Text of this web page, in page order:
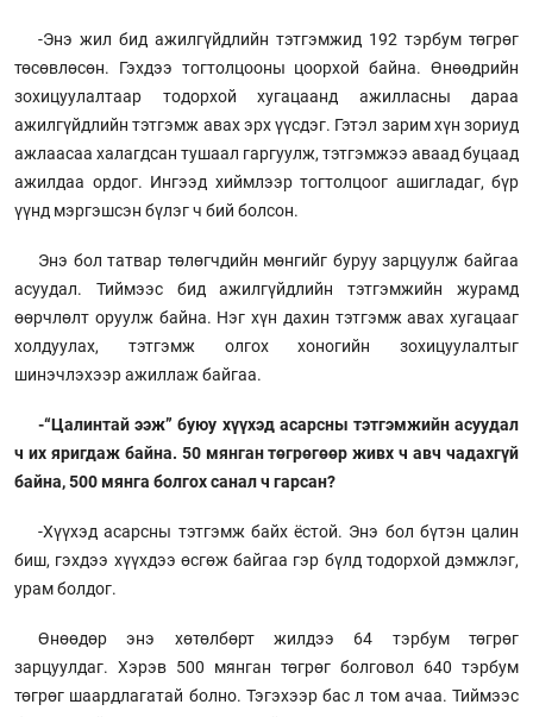
-Энэ жил бид ажилгүйдлийн тэтгэмжид 192 тэрбум төгрөг
төсөвлөсөн. Гэхдээ тогтолцооны цоорхой байна. Өнөөдрийн
зохицуулалтаар тодорхой хугацаанд ажилласны дараа
ажилгүйдлийн тэтгэмж авах эрх үүсдэг. Гэтэл зарим хүн зориуд
ажлаасаа халагдсан тушаал гаргуулж, тэтгэмжээ аваад буцаад
ажилдаа ордог. Ингээд хиймлээр тогтолцоог ашигладаг, бүр
үүнд мэргэшсэн бүлэг ч бий болсон.
Энэ бол татвар төлөгчдийн мөнгийг буруу зарцуулж байгаа
асуудал. Тиймээс бид ажилгүйдлийн тэтгэмжийн журамд
өөрчлөлт оруулж байна. Нэг хүн дахин тэтгэмж авах хугацааг
холдуулах, тэтгэмж олгох хоногийн зохицуулалтыг
шинэчлэхээр ажиллаж байгаа.
-“Цалинтай ээж” буюу хүүхэд асарсны тэтгэмжийн асуудал
ч их яригдаж байна. 50 мянган төгрөгөөр живх ч авч чадахгүй
байна, 500 мянга болгох санал ч гарсан?
-Хүүхэд асарсны тэтгэмж байх ёстой. Энэ бол бүтэн цалин
биш, гэхдээ хүүхдээ өсгөж байгаа гэр бүлд тодорхой дэмжлэг,
урам болдог.
Өнөөдөр энэ хөтөлбөрт жилдээ 64 тэрбум төгрөг
зарцуулдаг. Хэрэв 500 мянган төгрөг болговол 640 тэрбум
төгрөг шаардлагатай болно. Тэгэхээр бас л том ачаа. Тиймээс